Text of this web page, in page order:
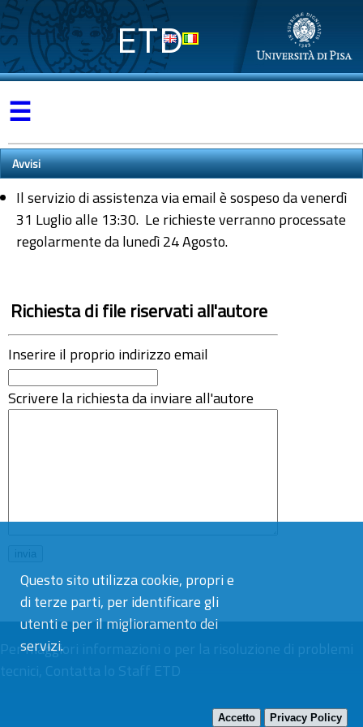
Questo sito utilizza cookie, propri e
di terze parti, per identificare gli
utenti e per il miglioramento dei
servizi.
Accetto Privacy Policy
ETD
☰
Avvisi
Il servizio di assistenza via email è sospeso da venerdì
31 Luglio alle 13:30. Le richieste verranno processate
regolarmente da lunedì 24 Agosto.
Richiesta di file riservati all'autore
Inserire il proprio indirizzo email
Scrivere la richiesta da inviare all'autore
Per maggiori informazioni o per la risoluzione di problemi
tecnici, Contatta lo Staff ETD